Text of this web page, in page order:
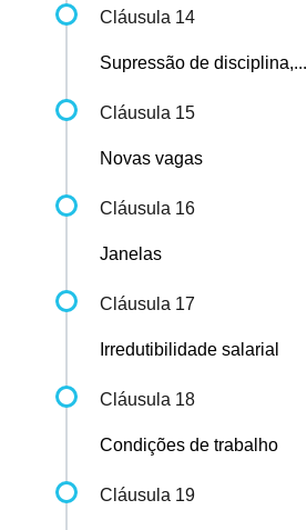
Cláusula 14
Supressão de disciplina,...
Cláusula 15
Novas vagas
Cláusula 16
Janelas
Cláusula 17
Irredutibilidade salarial
Cláusula 18
Condições de trabalho
Cláusula 19